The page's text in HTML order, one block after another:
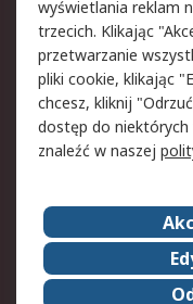
Bezpieczeństwo
maila
Polityka
Zastrzeżenia
O firmie RS
Kariera
wyświetlania reklam
trzecich. Klikając
przetwarzanie
pliki cookie, klikając
chcesz, kliknij
dostęp do
znaleźć w naszej